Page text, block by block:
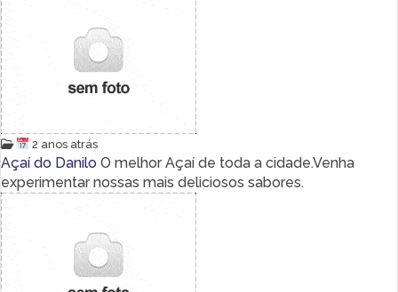
2 anos atrás
Açaí do Danilo O melhor Açaí de toda a cidade.Venha
experimentar nossas mais deliciosos sabores.